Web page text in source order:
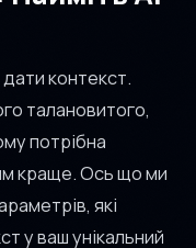
контекст.
талановитого,
потрібна
краще. Ось що ми
які
у ваш унікальний